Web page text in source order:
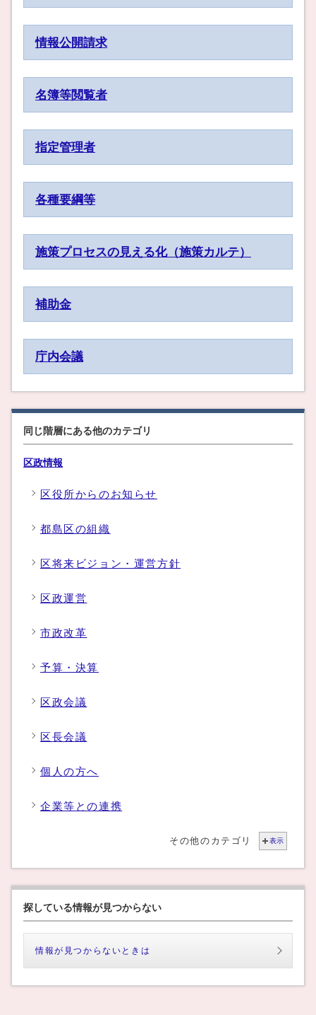
情報公開請求
名簿等閲覧者
指定管理者
各種要綱等
施策プロセスの見える化（施策カルテ）
補助金
庁内会議
同じ階層にある他のカテゴリ
区政情報
区役所からのお知らせ
都島区の組織
区将来ビジョン・運営方針
区政運営
市政改革
予算・決算
区政会議
区長会議
個人の方へ
企業等との連携
その他のカテゴリ 表示
探している情報が見つからない
情報が見つからないときは